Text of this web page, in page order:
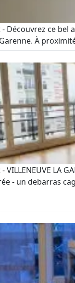
Découvrez ce bel
À
VILLENEUVE LA
- un debarras